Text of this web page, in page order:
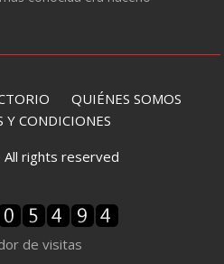
QUIÉNES SOMOS
Y CONDICIONES
rights reserved
de visitas